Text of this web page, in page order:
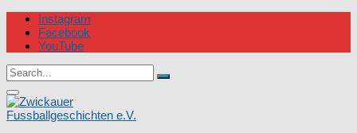
Skip
content
Instagram
Facebook
YouTube
Circular
focus
Search
for:
Search
focus